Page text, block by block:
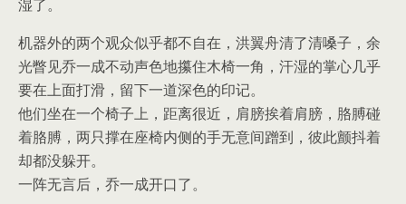
机器外的两个观众似乎都不自在，洪翼舟清了清嗓子，余
光瞥见乔一成不动声色地攥住木椅一角，汗湿的掌心几乎
要在上面打滑，留下一道深色的印记。
他们坐在一个椅子上，距离很近，肩膀挨着肩膀，胳膊碰
着胳膊，两只撑在座椅内侧的手无意间蹭到，彼此颤抖着
却都没躲开。
一阵无言后，乔一成开口了。